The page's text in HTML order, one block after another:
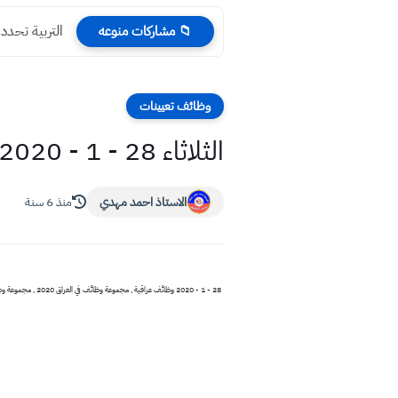
📁 مشاركات منوعه التربية
وظائف تعيينات
الثلاثاء 28 - 1 - 2020 وظائف عراقية في شركات اهلية تعيينات العراق للبنات والشباب
الاستاذ احمد مهدي منذ 6 سنة